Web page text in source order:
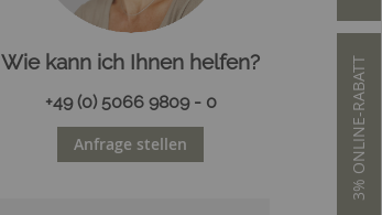
Wie kann ich Ihnen helfen?
+49 (0) 5066 9809 - 0
Anfrage stellen
3% ONLINE-RABATT